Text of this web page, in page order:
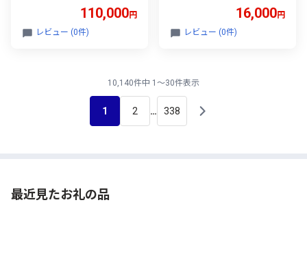
家庭用 贈答用 ギフト ふる
さと納税 食べやすい 噛み
110,000円
レビュー (0件)
ご家庭用 贈答用 ギフト ふ
るさと納税 冷凍 食べやす
16,000円
レビュー (0件)
10,140件中 1～30件表示
1 2 … 338
最近見たお礼の品